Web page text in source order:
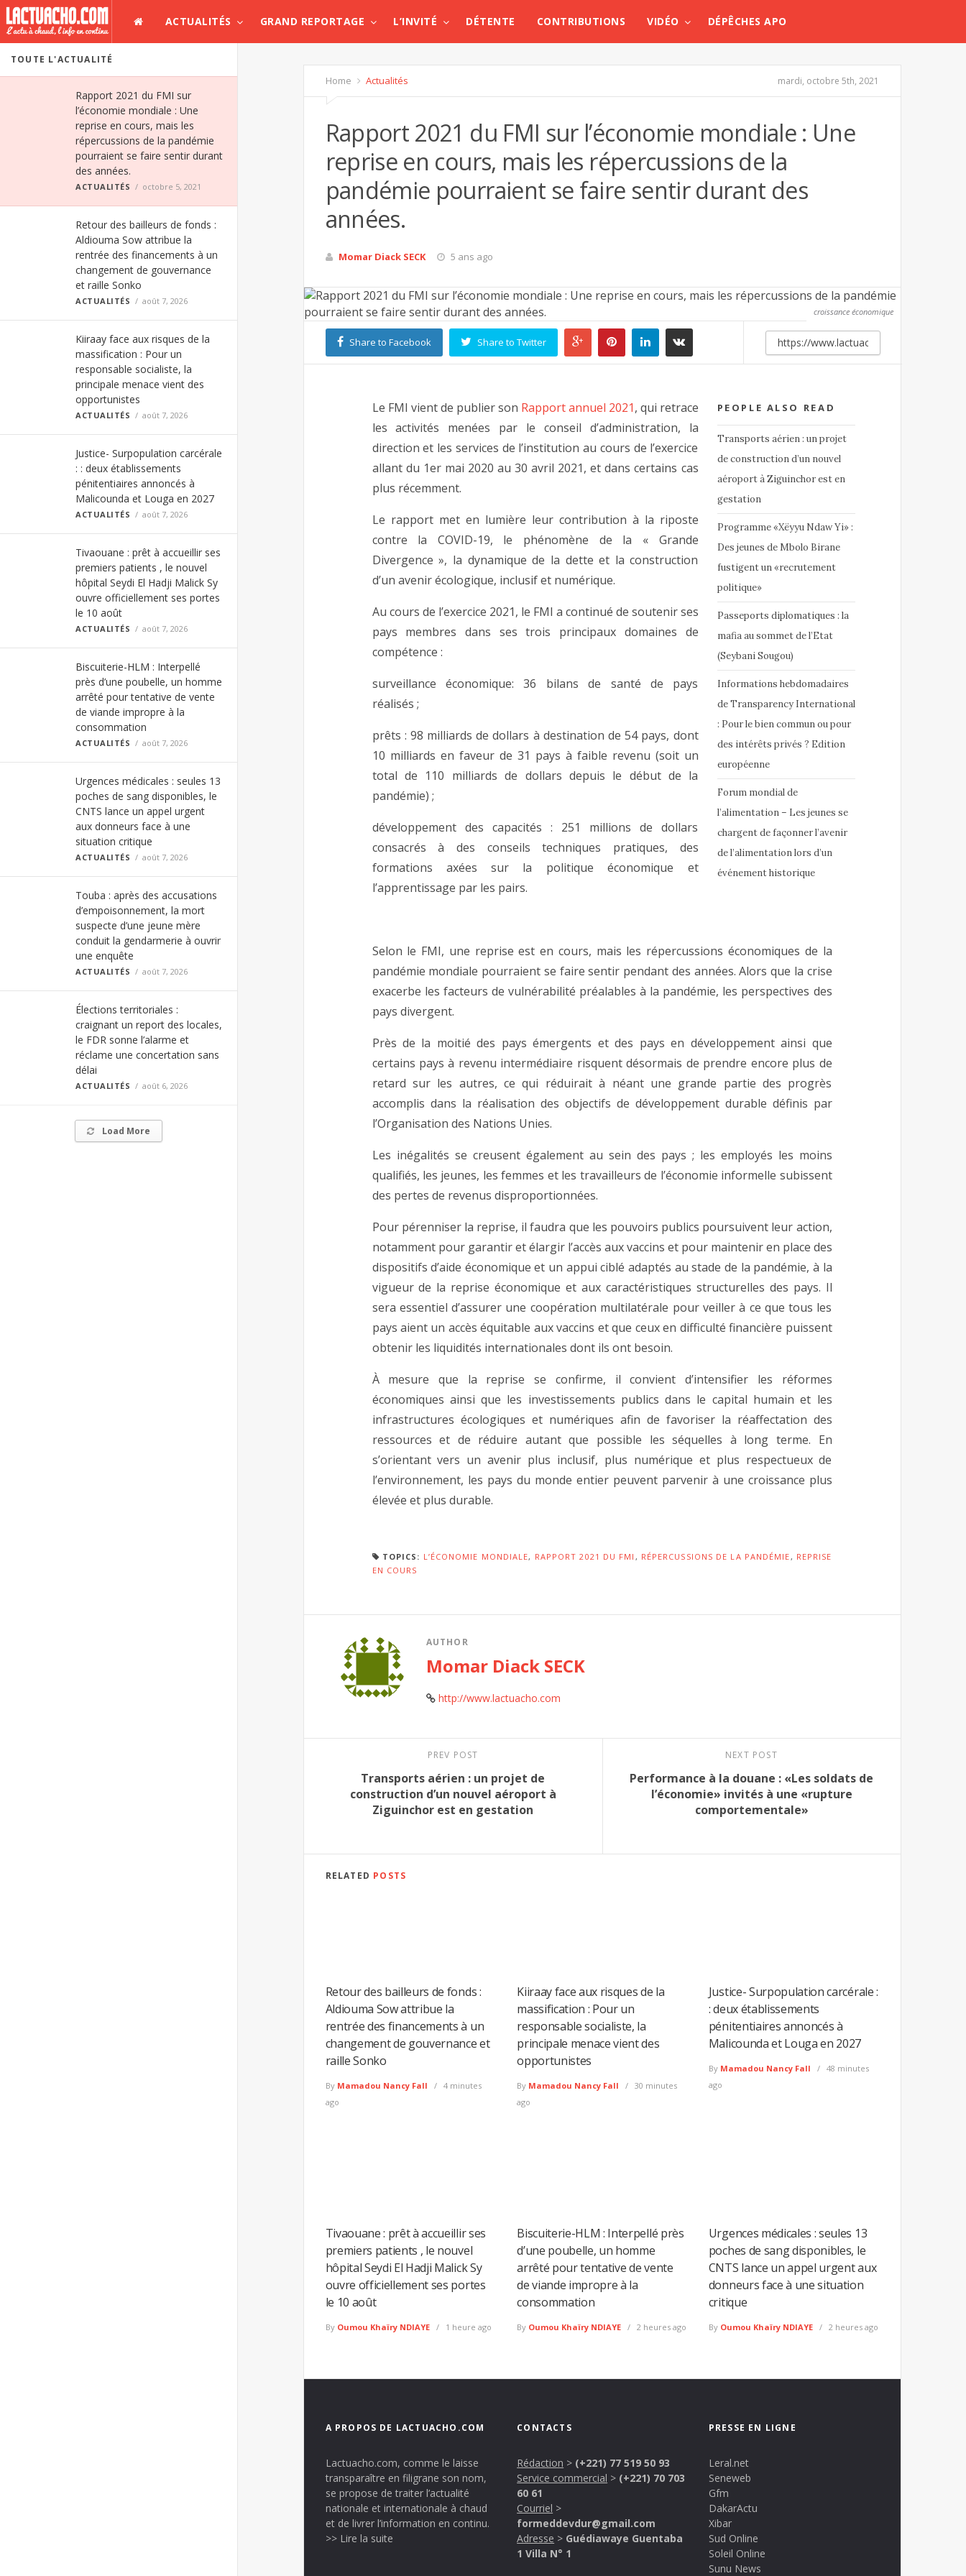
ACTUALITÉS GRAND REPORTAGE L’INVITÉ DÉTENTE CONTRIBUTIONS VIDÉO DÉPÊCHES APO
TOUTE L'ACTUALITÉ
Rapport 2021 du FMI sur
l’économie mondiale : Une
reprise en cours, mais les
répercussions de la pandémie
pourraient se faire sentir durant
des années.
ACTUALITÉS octobre 5, 2021
Retour des bailleurs de fonds :
Aldiouma Sow attribue la
rentrée des financements à un
changement de gouvernance
et raille Sonko
ACTUALITÉS août 7, 2026
Kiiraay face aux risques de la
massification : Pour un
responsable socialiste, la
principale menace vient des
opportunistes
ACTUALITÉS août 7, 2026
Justice- Surpopulation carcérale
: : deux établissements
pénitentiaires annoncés à
Malicounda et Louga en 2027
ACTUALITÉS août 7, 2026
Tivaouane : prêt à accueillir ses
premiers patients , le nouvel
hôpital Seydi El Hadji Malick Sy
ouvre officiellement ses portes
le 10 août
ACTUALITÉS août 7, 2026
Biscuiterie-HLM : Interpellé
près d’une poubelle, un homme
arrêté pour tentative de vente
de viande impropre à la
consommation
ACTUALITÉS août 7, 2026
Urgences médicales : seules 13
poches de sang disponibles, le
CNTS lance un appel urgent
aux donneurs face à une
situation critique
ACTUALITÉS août 7, 2026
Touba : après des accusations
d’empoisonnement, la mort
suspecte d’une jeune mère
conduit la gendarmerie à ouvrir
une enquête
ACTUALITÉS août 7, 2026
Élections territoriales :
craignant un report des locales,
le FDR sonne l’alarme et
réclame une concertation sans
délai
ACTUALITÉS août 6, 2026
Load More
Home Actualités mardi, octobre 5th, 2021
Rapport 2021 du FMI sur l’économie mondiale : Une
reprise en cours, mais les répercussions de la
pandémie pourraient se faire sentir durant des
années.
Momar Diack SECK 5 ans ago
croissance économique
Share to Facebook Share to Twitter
PEOPLE ALSO READ
Transports aérien : un projet
de construction d’un nouvel
aéroport à Ziguinchor est en
gestation
Programme «Xëyyu Ndaw Yi» :
Des jeunes de Mbolo Birane
fustigent un «recrutement
politique»
Passeports diplomatiques : la
mafia au sommet de l’Etat
(Seybani Sougou)
Informations hebdomadaires
de Transparency International
: Pour le bien commun ou pour
des intérêts privés ? Edition
européenne
Forum mondial de
l’alimentation – Les jeunes se
chargent de façonner l’avenir
de l’alimentation lors d’un
événement historique
Le FMI vient de publier son Rapport annuel 2021, qui retrace
les activités menées par le conseil d’administration, la
direction et les services de l’institution au cours de l’exercice
allant du 1er mai 2020 au 30 avril 2021, et dans certains cas
plus récemment.
Le rapport met en lumière leur contribution à la riposte
contre la COVID-19, le phénomène de la « Grande
Divergence », la dynamique de la dette et la construction
d’un avenir écologique, inclusif et numérique.
Au cours de l’exercice 2021, le FMI a continué de soutenir ses
pays membres dans ses trois principaux domaines de
compétence :
surveillance économique: 36 bilans de santé de pays
réalisés ;
prêts : 98 milliards de dollars à destination de 54 pays, dont
10 milliards en faveur de 31 pays à faible revenu (soit un
total de 110 milliards de dollars depuis le début de la
pandémie) ;
développement des capacités : 251 millions de dollars
consacrés à des conseils techniques pratiques, des
formations axées sur la politique économique et
l’apprentissage par les pairs.
Selon le FMI, une reprise est en cours, mais les répercussions économiques de la
pandémie mondiale pourraient se faire sentir pendant des années. Alors que la crise
exacerbe les facteurs de vulnérabilité préalables à la pandémie, les perspectives des
pays divergent.
Près de la moitié des pays émergents et des pays en développement ainsi que
certains pays à revenu intermédiaire risquent désormais de prendre encore plus de
retard sur les autres, ce qui réduirait à néant une grande partie des progrès
accomplis dans la réalisation des objectifs de développement durable définis par
l’Organisation des Nations Unies.
Les inégalités se creusent également au sein des pays ; les employés les moins
qualifiés, les jeunes, les femmes et les travailleurs de l’économie informelle subissent
des pertes de revenus disproportionnées.
Pour pérenniser la reprise, il faudra que les pouvoirs publics poursuivent leur action,
notamment pour garantir et élargir l’accès aux vaccins et pour maintenir en place des
dispositifs d’aide économique et un appui ciblé adaptés au stade de la pandémie, à la
vigueur de la reprise économique et aux caractéristiques structurelles des pays. Il
sera essentiel d’assurer une coopération multilatérale pour veiller à ce que tous les
pays aient un accès équitable aux vaccins et que ceux en difficulté financière puissent
obtenir les liquidités internationales dont ils ont besoin.
À mesure que la reprise se confirme, il convient d’intensifier les réformes
économiques ainsi que les investissements publics dans le capital humain et les
infrastructures écologiques et numériques afin de favoriser la réaffectation des
ressources et de réduire autant que possible les séquelles à long terme. En
s’orientant vers un avenir plus inclusif, plus numérique et plus respectueux de
l’environnement, les pays du monde entier peuvent parvenir à une croissance plus
élevée et plus durable.
TOPICS: L’ÉCONOMIE MONDIALE, RAPPORT 2021 DU FMI , RÉPERCUSSIONS DE LA PANDÉMIE, REPRISE
EN COURS
AUTHOR
Momar Diack SECK
http://www.lactuacho.com
PREV POST
Transports aérien : un projet de
construction d’un nouvel aéroport à
Ziguinchor est en gestation
NEXT POST
Performance à la douane : «Les soldats de
l’économie» invités à une «rupture
comportementale»
RELATED POSTS
Retour des bailleurs de fonds :
Aldiouma Sow attribue la
rentrée des financements à un
changement de gouvernance et
raille Sonko
By Mamadou Nancy Fall
4 minutes
ago
Kiiraay face aux risques de la
massification : Pour un
responsable socialiste, la
principale menace vient des
opportunistes
By Mamadou Nancy Fall
30 minutes
ago
Justice- Surpopulation carcérale :
: deux établissements
pénitentiaires annoncés à
Malicounda et Louga en 2027
By Mamadou Nancy Fall
48 minutes
ago
Tivaouane : prêt à accueillir ses
premiers patients , le nouvel
hôpital Seydi El Hadji Malick Sy
ouvre officiellement ses portes
le 10 août
By Oumou Khaïry NDIAYE 1 heure ago
Biscuiterie-HLM : Interpellé près
d’une poubelle, un homme
arrêté pour tentative de vente
de viande impropre à la
consommation
By Oumou Khaïry NDIAYE 2 heures ago
Urgences médicales : seules 13
poches de sang disponibles, le
CNTS lance un appel urgent aux
donneurs face à une situation
critique
By Oumou Khaïry NDIAYE 2 heures ago
A PROPOS DE LACTUACHO.COM
Lactuacho.com, comme le laisse
transparaître en filigrane son nom,
se propose de traiter l’actualité
nationale et internationale à chaud
et de livrer l’information en continu.
>> Lire la suite
CONTACTS
Rédaction > (+221) 77 519 50 93
Service commercial > (+221) 70 703
60 61
Courriel >
formeddevdur@gmail.com
Adresse > Guédiawaye Guentaba
1 Villa N° 1
PRESSE EN LIGNE
Leral.net
Seneweb
Gfm
DakarActu
Xibar
Sud Online
Soleil Online
Sunu News